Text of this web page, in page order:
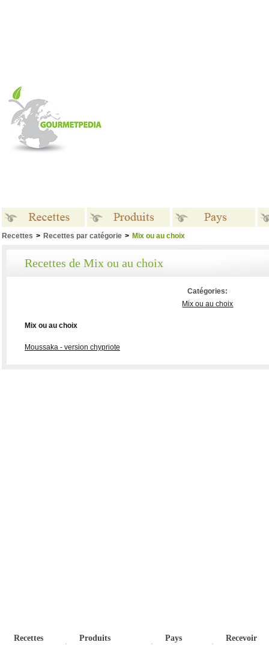
Recettes > Recettes par catégorie > Mix ou au choix
Recettes de Mix ou au choix
Catégories:
Mix ou au choix
Mix ou au choix
Moussaka - version chypriote
Recettes Produits Pays Recevoir
Produits